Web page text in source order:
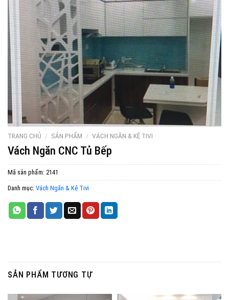
TRANG CHỦ / SẢN PHẨM / VÁCH NGĂN & KỆ TIVI
Vách Ngăn CNC Tủ Bếp
Mã sản phẩm: 2141
Danh mục: Vách Ngăn & Kệ Tivi
SẢN PHẨM TƯƠNG TỰ